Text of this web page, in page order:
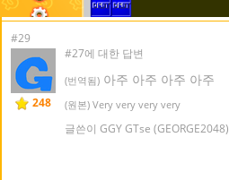
#29
248
#27에 대한 답변
(번역됨) 아주 아주 아주 아주
(원본) Very very very very
글쓴이 GGY GTse (GEORGE2048)